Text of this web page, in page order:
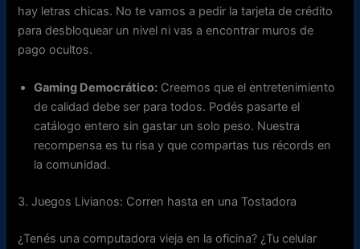
hay letras chicas. No te vamos a pedir la tarjeta de crédito
para desbloquear un nivel ni vas a encontrar muros de
pago ocultos.
Gaming Democrático: Creemos que el entretenimiento
de calidad debe ser para todos. Podés pasarte el
catálogo entero sin gastar un solo peso. Nuestra
recompensa es tu risa y que compartas tus récords en
la comunidad.
3. Juegos Livianos: Corren hasta en una Tostadora
¿Tenés una computadora vieja en la oficina? ¿Tu celular